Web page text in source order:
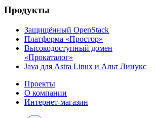
Продукты
Защищённый OpenStack
Платформа «Простор»
Высокодоступный домен
«Прокаталог»
Java для Astra Linux и Альт Линукс
Проекты
О компании
Интернет-магазин